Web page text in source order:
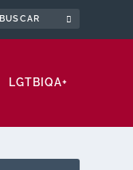
LGTBIQA+